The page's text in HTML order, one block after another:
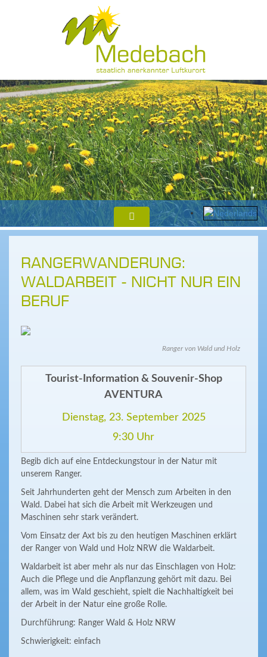
RANGERWANDERUNG:
WALDARBEIT - NICHT NUR EIN
BERUF
Ranger von Wald und Holz
Tourist-Information & Souvenir-Shop
AVENTURA
Dienstag, 23. September 2025
9:30 Uhr
Begib dich auf eine Entdeckungstour in der Natur mit
unserem Ranger.
Seit Jahrhunderten geht der Mensch zum Arbeiten in den
Wald. Dabei hat sich die Arbeit mit Werkzeugen und
Maschinen sehr stark verändert.
Vom Einsatz der Axt bis zu den heutigen Maschinen erklärt
der Ranger von Wald und Holz NRW die Waldarbeit.
Waldarbeit ist aber mehr als nur das Einschlagen von Holz:
Auch die Pflege und die Anpflanzung gehört mit dazu. Bei
allem, was im Wald geschieht, spielt die Nachhaltigkeit bei
der Arbeit in der Natur eine große Rolle.
Durchführung: Ranger Wald & Holz NRW
Schwierigkeit: einfach